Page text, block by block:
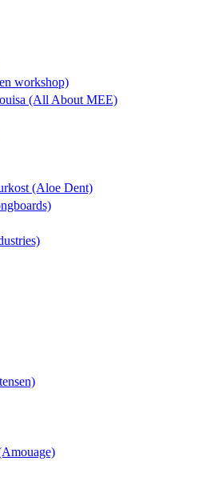
workshop)
(All About MEE)
(Aloe Dent)